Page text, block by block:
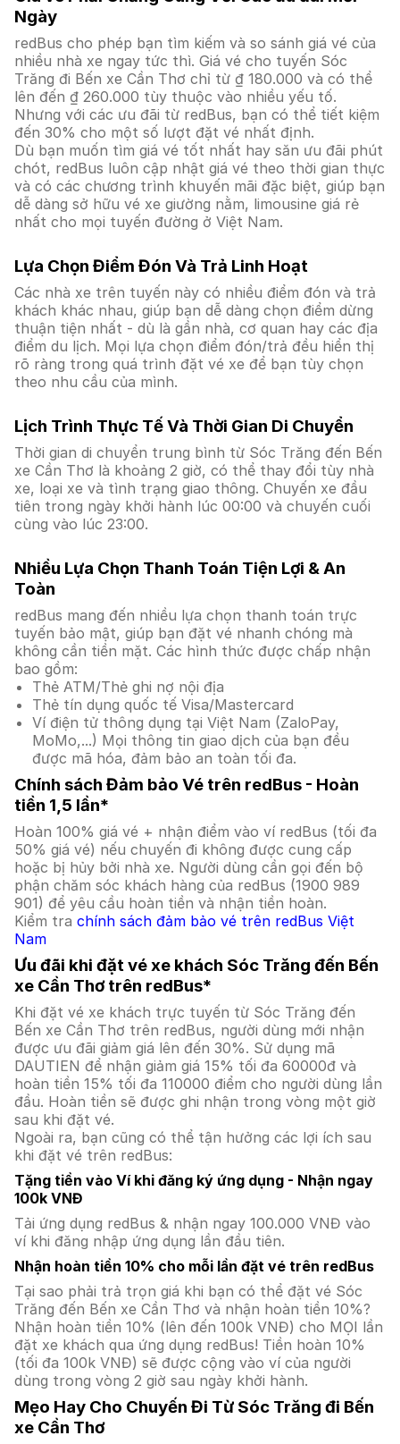
Ngày
redBus cho phép bạn tìm kiếm và so sánh giá vé của
nhiều nhà xe ngay tức thì. Giá vé cho tuyến Sóc
Trăng đi Bến xe Cần Thơ chỉ từ ₫ 180.000 và có thể
lên đến ₫ 260.000 tùy thuộc vào nhiều yếu tố.
Nhưng với các ưu đãi từ redBus, bạn có thể tiết kiệm
đến 30% cho một số lượt đặt vé nhất định.
Dù bạn muốn tìm giá vé tốt nhất hay săn ưu đãi phút
chót, redBus luôn cập nhật giá vé theo thời gian thực
và có các chương trình khuyến mãi đặc biệt, giúp bạn
dễ dàng sở hữu vé xe giường nằm, limousine giá rẻ
nhất cho mọi tuyến đường ở Việt Nam.
Lựa Chọn Điểm Đón Và Trả Linh Hoạt
Các nhà xe trên tuyến này có nhiều điểm đón và trả
khách khác nhau, giúp bạn dễ dàng chọn điểm dừng
thuận tiện nhất - dù là gần nhà, cơ quan hay các địa
điểm du lịch. Mọi lựa chọn điểm đón/trả đều hiển thị
rõ ràng trong quá trình đặt vé xe để bạn tùy chọn
theo nhu cầu của mình.
Lịch Trình Thực Tế Và Thời Gian Di Chuyển
Thời gian di chuyển trung bình từ Sóc Trăng đến Bến
xe Cần Thơ là khoảng 2 giờ, có thể thay đổi tùy nhà
xe, loại xe và tình trạng giao thông. Chuyến xe đầu
tiên trong ngày khởi hành lúc 00:00 và chuyến cuối
cùng vào lúc 23:00.
Nhiều Lựa Chọn Thanh Toán Tiện Lợi & An
Toàn
redBus mang đến nhiều lựa chọn thanh toán trực
tuyến bảo mật, giúp bạn đặt vé nhanh chóng mà
không cần tiền mặt. Các hình thức được chấp nhận
bao gồm:
Thẻ ATM/Thẻ ghi nợ nội địa
Thẻ tín dụng quốc tế Visa/Mastercard
Ví điện tử thông dụng tại Việt Nam (ZaloPay,
MoMo,...) Mọi thông tin giao dịch của bạn đều
được mã hóa, đảm bảo an toàn tối đa.
Chính sách Đảm bảo Vé trên redBus - Hoàn
tiền 1,5 lần*
Hoàn 100% giá vé + nhận điểm vào ví redBus (tối đa
50% giá vé) nếu chuyến đi không được cung cấp
hoặc bị hủy bởi nhà xe. Người dùng cần gọi đến bộ
phận chăm sóc khách hàng của redBus (1900 989
901) để yêu cầu hoàn tiền và nhận tiền hoàn.
Kiểm tra chính sách đảm bảo vé trên redBus Việt
Nam
Ưu đãi khi đặt vé xe khách Sóc Trăng đến Bến
xe Cần Thơ trên redBus*
Khi đặt vé xe khách trực tuyến từ Sóc Trăng đến
Bến xe Cần Thơ trên redBus, người dùng mới nhận
được ưu đãi giảm giá lên đến 30%. Sử dụng mã
DAUTIEN để nhận giảm giá 15% tối đa 60000đ và
hoàn tiền 15% tối đa 110000 điểm cho người dùng lần
đầu. Hoàn tiền sẽ được ghi nhận trong vòng một giờ
sau khi đặt vé.
Ngoài ra, bạn cũng có thể tận hưởng các lợi ích sau
khi đặt vé trên redBus:
Tặng tiền vào Ví khi đăng ký ứng dụng - Nhận ngay
100k VNĐ
Tải ứng dụng redBus & nhận ngay 100.000 VNĐ vào
ví khi đăng nhập ứng dụng lần đầu tiên.
Nhận hoàn tiền 10% cho mỗi lần đặt vé trên redBus
Tại sao phải trả trọn giá khi bạn có thể đặt vé Sóc
Trăng đến Bến xe Cần Thơ và nhận hoàn tiền 10%?
Nhận hoàn tiền 10% (lên đến 100k VNĐ) cho MỌI lần
đặt xe khách qua ứng dụng redBus! Tiền hoàn 10%
(tối đa 100k VNĐ) sẽ được cộng vào ví của người
dùng trong vòng 2 giờ sau ngày khởi hành.
Mẹo Hay Cho Chuyến Đi Từ Sóc Trăng đi Bến
xe Cần Thơ